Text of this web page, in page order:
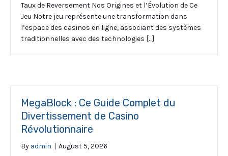
Taux de Reversement Nos Origines et l’Évolution de Ce
Jeu Notre jeu représente une transformation dans
l’espace des casinos en ligne, associant des systèmes
traditionnelles avec des technologies […]
MegaBlock : Ce Guide Complet du
Divertissement de Casino
Révolutionnaire
By admin | August 5, 2026